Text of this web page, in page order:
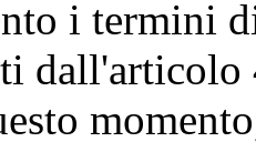
i termini
dall'articolo